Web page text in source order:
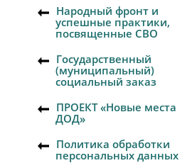
Народный фронт и
успешные практики,
посвященные СВО
Государственный
(муниципальный)
социальный заказ
ПРОЕКТ «Новые места
ДОД»
Политика обработки
персональных данных